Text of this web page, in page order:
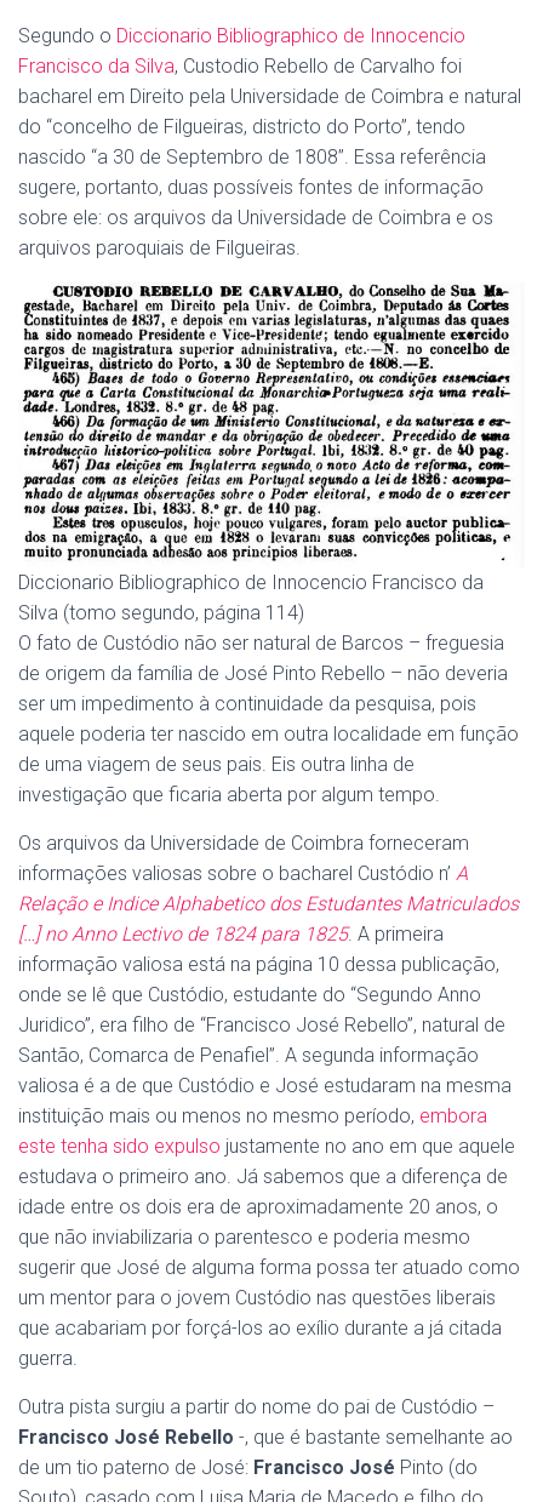
Segundo o Diccionario Bibliographico de Innocencio
Francisco da Silva, Custodio Rebello de Carvalho foi
bacharel em Direito pela Universidade de Coimbra e natural
do “concelho de Filgueiras, districto do Porto”, tendo
nascido “a 30 de Septembro de 1808”. Essa referência
sugere, portanto, duas possíveis fontes de informação
sobre ele: os arquivos da Universidade de Coimbra e os
arquivos paroquiais de Filgueiras.
Diccionario Bibliographico de Innocencio Francisco da
Silva (tomo segundo, página 114)
O fato de Custódio não ser natural de Barcos – freguesia
de origem da família de José Pinto Rebello – não deveria
ser um impedimento à continuidade da pesquisa, pois
aquele poderia ter nascido em outra localidade em função
de uma viagem de seus pais. Eis outra linha de
investigação que ficaria aberta por algum tempo.
Os arquivos da Universidade de Coimbra forneceram
informações valiosas sobre o bacharel Custódio n’ A
Relação e Indice Alphabetico dos Estudantes Matriculados
[…] no Anno Lectivo de 1824 para 1825. A primeira
informação valiosa está na página 10 dessa publicação,
onde se lê que Custódio, estudante do “Segundo Anno
Juridico”, era filho de “Francisco José Rebello”, natural de
Santão, Comarca de Penafiel”. A segunda informação
valiosa é a de que Custódio e José estudaram na mesma
instituição mais ou menos no mesmo período, embora
este tenha sido expulso justamente no ano em que aquele
estudava o primeiro ano. Já sabemos que a diferença de
idade entre os dois era de aproximadamente 20 anos, o
que não inviabilizaria o parentesco e poderia mesmo
sugerir que José de alguma forma possa ter atuado como
um mentor para o jovem Custódio nas questões liberais
que acabariam por forçá-los ao exílio durante a já citada
guerra.
Outra pista surgiu a partir do nome do pai de Custódio –
Francisco José Rebello -, que é bastante semelhante ao
de um tio paterno de José: Francisco José Pinto (do